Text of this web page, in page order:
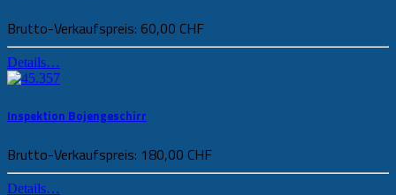
Brutto-Verkaufspreis: 60,00 CHF
Details…
Inspektion Bojengeschirr
Brutto-Verkaufspreis: 180,00 CHF
Details…